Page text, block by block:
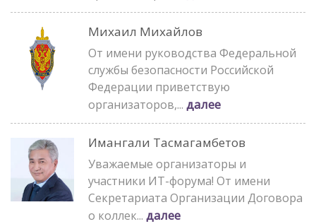
Михаил Михайлов
От имени руководства Федеральной
службы безопасности Российской
Федерации приветствую
организаторов,... далее
Имангали Тасмагамбетов
Уважаемые организаторы и
участники ИТ-форума! От имени
Секретариата Организации Договора
о коллек... далее